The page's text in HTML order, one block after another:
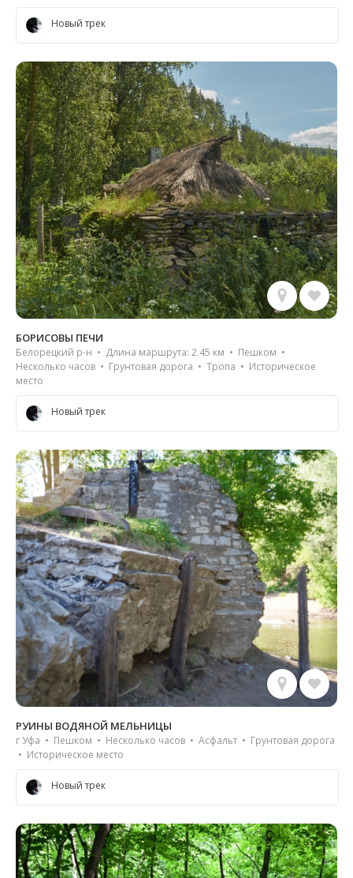
Новый трек
БОРИСОВЫ ПЕЧИ
Белорецкий р-н • Длина маршрута: 2.45 км • Пешком •
Несколько часов • Грунтовая дорога • Тропа • Историческое
место
Новый трек
РУИНЫ ВОДЯНОЙ МЕЛЬНИЦЫ
г Уфа • Пешком • Несколько часов • Асфальт • Грунтовая дорога
• Историческое место
Новый трек